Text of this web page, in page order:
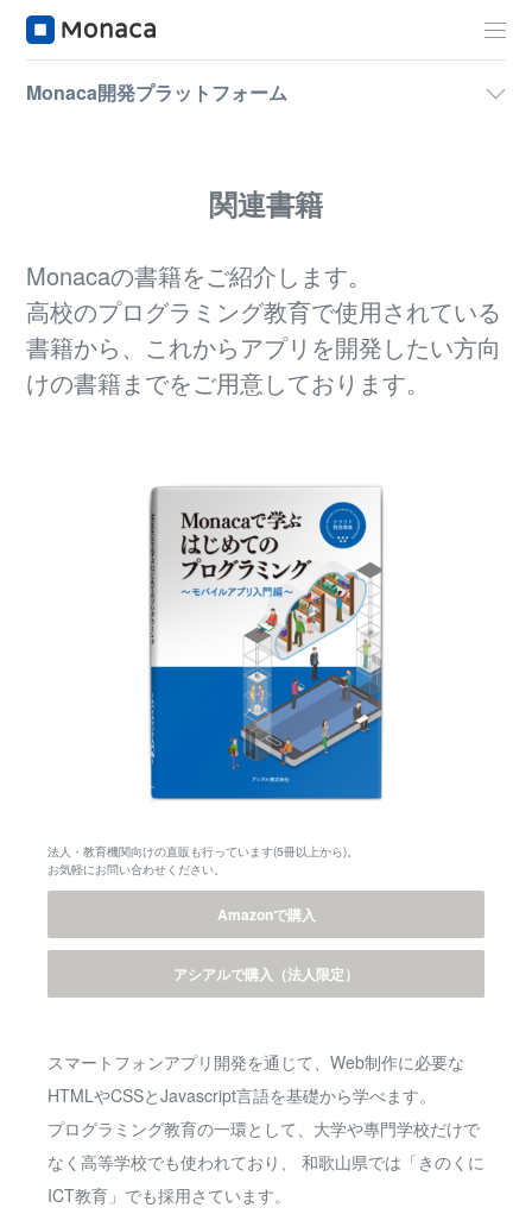
Monaca開発プラットフォーム
関連書籍
Monacaの書籍をご紹介します。
高校のプログラミング教育で使用されている
書籍から、これからアプリを開発したい方向
けの書籍までをご用意しております。
法人・教育機関向けの直販も行っています(5冊以上から)。
お気軽にお問い合わせください。
Amazonで購入
アシアルで購入（法人限定）
スマートフォンアプリ開発を通じて、Web制作に必要な
HTMLやCSSとJavascript言語を基礎から学べます。
プログラミング教育の一環として、大学や專門学校だけで
なく高等学校でも使われており、 和歌山県では「きのくに
ICT教育」でも採用さています。